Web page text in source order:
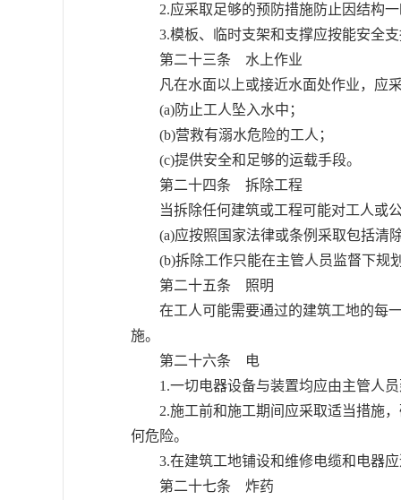
2.应采取足够的预防措施防止因结构一
3.模板、临时支架和支撑应按能安全支
第二十三条 水上作业
凡在水面以上或接近水面处作业，应
(a)防止工人坠入水中；
(b)营救有溺水危险的工人；
(c)提供安全和足够的运载手段。
第二十四条 拆除工程
当拆除任何建筑或工程可能对工人或
(a)应按照国家法律或条例采取包括清
(b)拆除工作只能在主管人员监督下规
第二十五条 照明
在工人可能需要通过的建筑工地的每一
施。
第二十六条 电
1.一切电器设备与装置均应由主管人员
2.施工前和施工期间应采取适当措施，
何危险。
3.在建筑工地铺设和维修电缆和电器应
第二十七条 炸药